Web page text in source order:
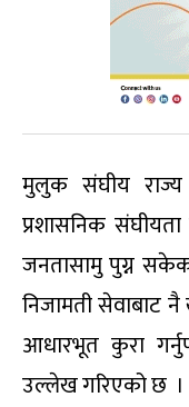
मुलुक संघीय राज्य
प्रशासनिक
जनतासामु पुग्न
निजामती सेवाबाट
आधारभूत कुरा
उल्लेख गरिएको छ ।